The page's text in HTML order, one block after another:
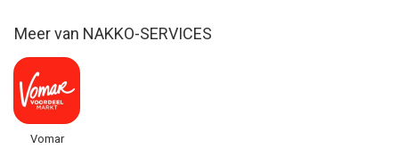
Meer van NAKKO-SERVICES
Vomar